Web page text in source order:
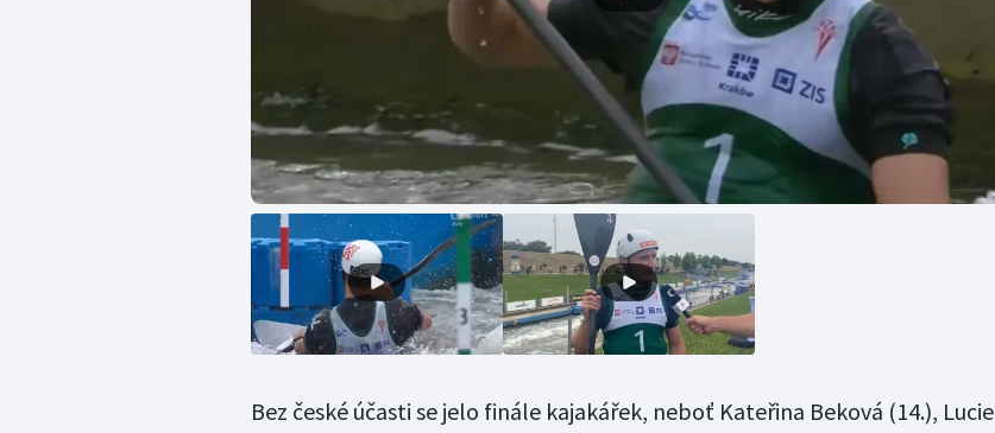
Bez české účasti se jelo finále kajakářek, neboť Kateřina Beková (14.), Lucie